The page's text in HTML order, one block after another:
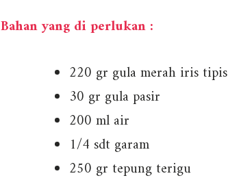
Bahan yang di perlukan :
220 gr gula merah iris tipis
30 gr gula pasir
200 ml air
1/4 sdt garam
250 gr tepung terigu